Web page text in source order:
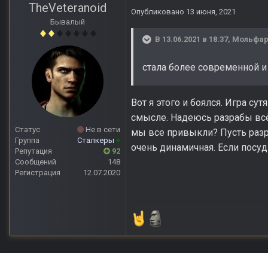
TheVeteranoid
Бывалый
Статус
Не в сети
Группа
Сталкеры +
Репутация
92
Сообщений
148
Регистрация
12.07.2020
Опубликовано 13 июня, 2021
В 13.06.2021 в 18:37, Мольфар
стала более современной
Вот я этого и боялся. Игра
смысле. Надеюсь разрабы
мы все привыкли? Пусть
очень динамичная. Если